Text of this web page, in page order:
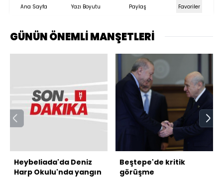
Ana Sayfa Yazı Boyutu Paylaş Favoriler
GÜNÜN ÖNEMLİ MANŞETLERİ
Heybeliada'da Deniz
Harp Okulu'nda yangın
Beştepe'de kritik
görüşme